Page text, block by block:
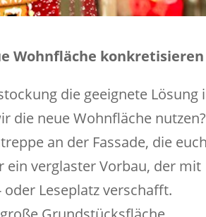
Wohnfläche konkretisieren
die geeignete Lösung
die neue Wohnfläche
an der Fassade, die
ein verglaster Vorbau, der mit
Leseplatz verschafft.